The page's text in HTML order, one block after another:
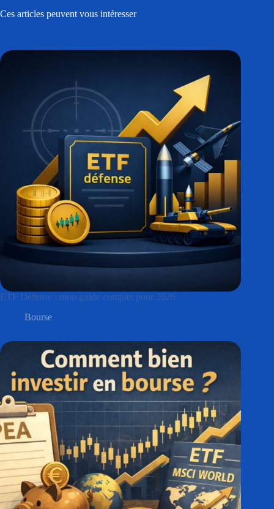
Ces articles peuvent vous intéresser
ETF Défense : mon guide complet pour 2026
Bourse